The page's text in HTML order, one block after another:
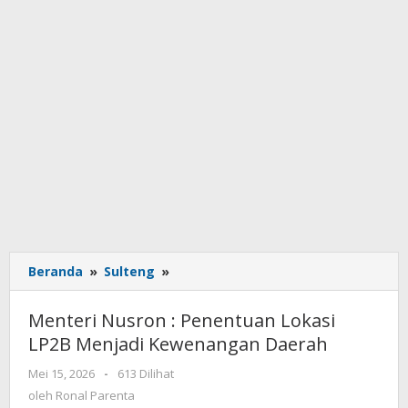
Beranda » Sulteng »
Nusron
Penentuan
Lokasi
Menteri Nusron : Penentuan Lokasi
LP2B Menjadi Kewenangan Daerah
Mei 15, 2026
oleh
Ronal
-
613 Dilihat
oleh Ronal Parenta